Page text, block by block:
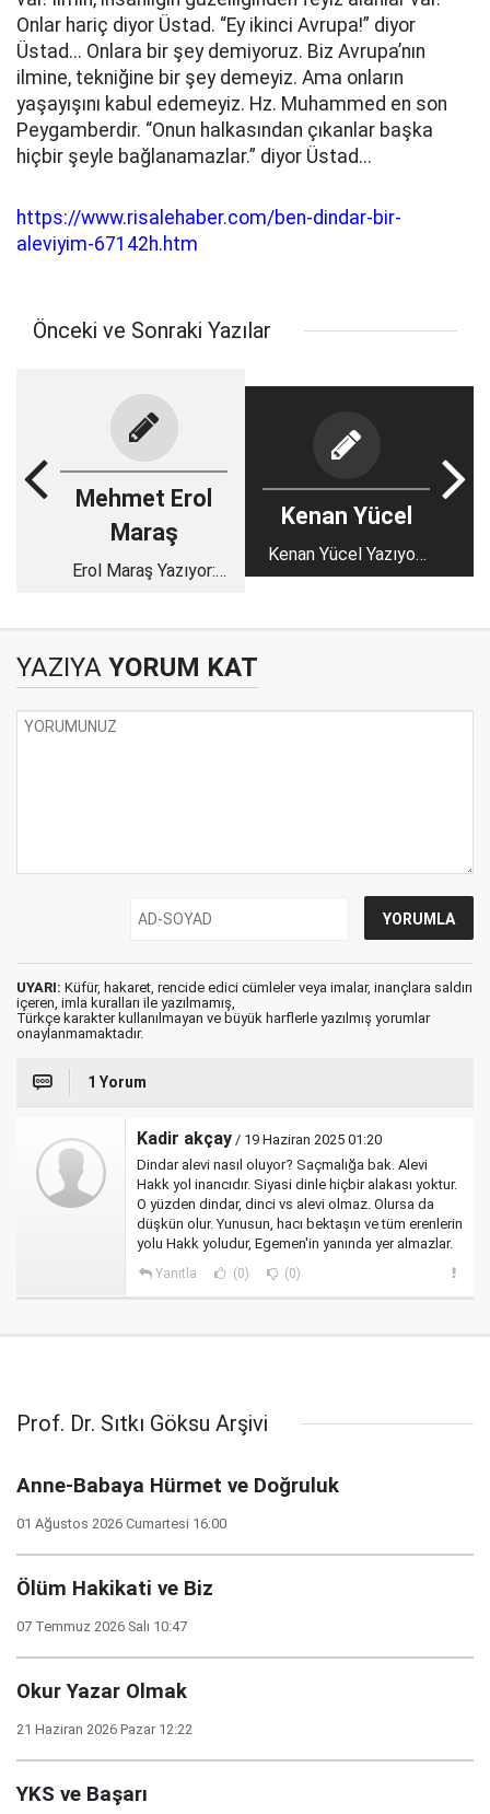
Onlar hariç diyor Üstad. “Ey ikinci Avrupa!” diyor
Üstad... Onlara bir şey demiyoruz. Biz Avrupa’nın
ilmine, tekniğine bir şey demeyiz. Ama onların
yaşayışını kabul edemeyiz. Hz. Muhammed en son
Peygamberdir. “Onun halkasından çıkanlar başka
hiçbir şeyle bağlanamazlar.” diyor Üstad...
https://www.risalehaber.com/ben-dindar-bir-
aleviyim-67142h.htm
Önceki ve Sonraki Yazılar
Mehmet Erol
Maraş
Erol Maraş Yazıyor:
Sessiz Ve Hızlı
Kenan Yücel
Kenan Yücel Yazıyor:
Kongre; Para Mı?
YAZIYA YORUM KAT
UYARI: Küfür, hakaret, rencide edici cümleler veya imalar, inançlara saldırı
içeren, imla kuralları ile yazılmamış,
Türkçe karakter kullanılmayan ve büyük harflerle yazılmış yorumlar
onaylanmamaktadır.
1 Yorum
Kadir akçay / 19 Haziran 2025 01:20
Dindar alevi nasıl oluyor? Saçmalığa bak. Alevi
Hakk yol inancıdır. Siyasi dinle hiçbir alakası yoktur.
O yüzden dindar, dinci vs alevi olmaz. Olursa da
düşkün olur. Yunusun, hacı bektaşın ve tüm erenlerin
yolu Hakk yoludur, Egemen'in yanında yer almazlar.
Yanıtla (0) (0)
Prof. Dr. Sıtkı Göksu Arşivi
Anne-Babaya Hürmet ve Doğruluk
01 Ağustos 2026 Cumartesi 16:00
Ölüm Hakikati ve Biz
07 Temmuz 2026 Salı 10:47
Okur Yazar Olmak
21 Haziran 2026 Pazar 12:22
YKS ve Başarı